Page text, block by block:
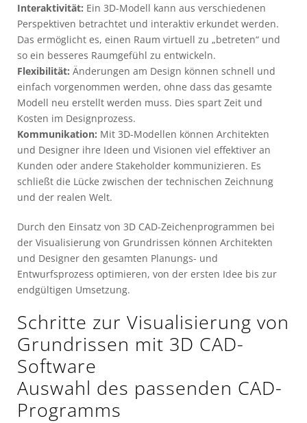
Interaktivität: Ein 3D-Modell kann aus verschiedenen
Perspektiven betrachtet und interaktiv erkundet werden.
Das ermöglicht es, einen Raum virtuell zu „betreten“ und
so ein besseres Raumgefühl zu entwickeln.
Flexibilität: Änderungen am Design können schnell und
einfach vorgenommen werden, ohne dass das gesamte
Modell neu erstellt werden muss. Dies spart Zeit und
Kosten im Designprozess.
Kommunikation: Mit 3D-Modellen können Architekten
und Designer ihre Ideen und Visionen viel effektiver an
Kunden oder andere Stakeholder kommunizieren. Es
schließt die Lücke zwischen der technischen Zeichnung
und der realen Welt.
Durch den Einsatz von 3D CAD-Zeichenprogrammen bei
der Visualisierung von Grundrissen können Architekten
und Designer den gesamten Planungs- und
Entwurfsprozess optimieren, von der ersten Idee bis zur
endgültigen Umsetzung.
Schritte zur Visualisierung von
Grundrissen mit 3D CAD-
Software
Auswahl des passenden CAD-
Programms